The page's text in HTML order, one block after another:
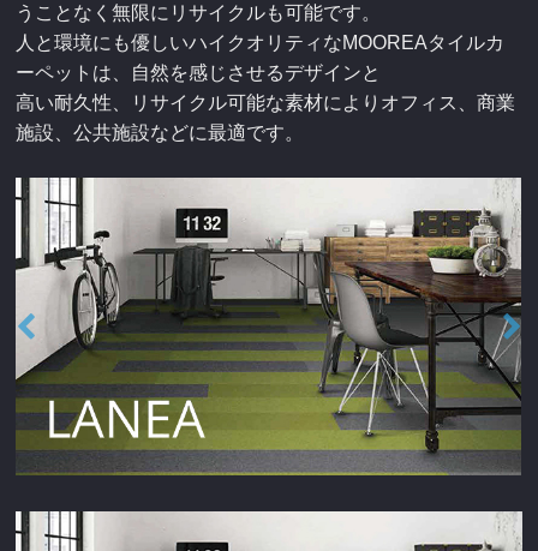
うことなく無限にリサイクルも可能です。
人と環境にも優しいハイクオリティなMOOREAタイルカ
ーペットは、自然を感じさせるデザインと
高い耐久性、リサイクル可能な素材によりオフィス、商業
施設、公共施設などに最適です。